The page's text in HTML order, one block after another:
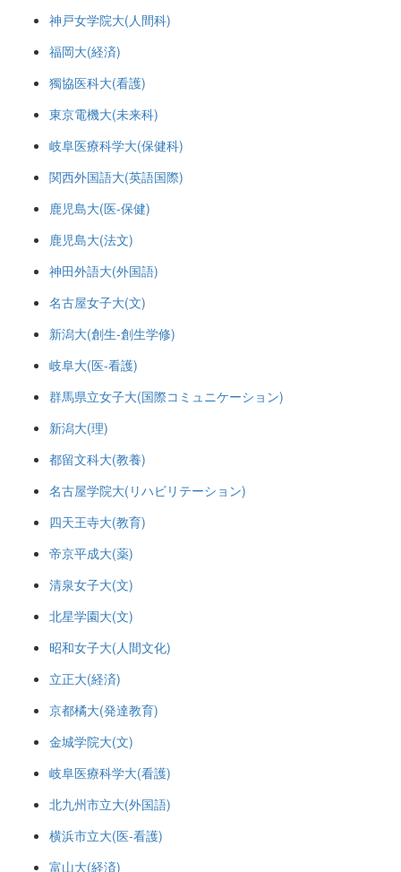
神戸女学院大(人間科)
福岡大(経済)
獨協医科大(看護)
東京電機大(未来科)
岐阜医療科学大(保健科)
関西外国語大(英語国際)
鹿児島大(医-保健)
鹿児島大(法文)
神田外語大(外国語)
名古屋女子大(文)
新潟大(創生-創生学修)
岐阜大(医-看護)
群馬県立女子大(国際コミュニケーション)
新潟大(理)
都留文科大(教養)
名古屋学院大(リハビリテーション)
四天王寺大(教育)
帝京平成大(薬)
清泉女子大(文)
北星学園大(文)
昭和女子大(人間文化)
立正大(経済)
京都橘大(発達教育)
金城学院大(文)
岐阜医療科学大(看護)
北九州市立大(外国語)
横浜市立大(医-看護)
富山大(経済)